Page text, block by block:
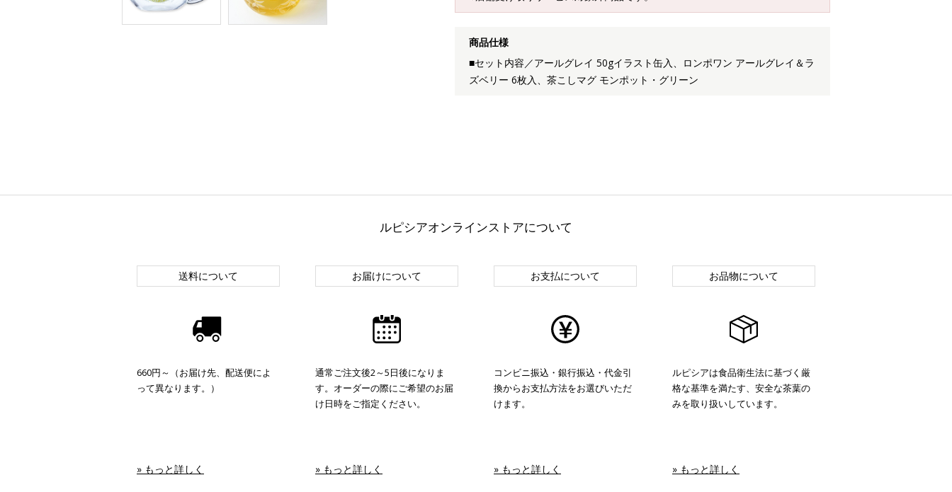
商品仕様
■セット内容／アールグレイ 50gイラスト缶入、ロンポワン アールグレイ＆ラ
ズベリー 6枚入、茶こしマグ モンポット・グリーン
ルピシアオンラインストアについて
送料について
660円～（お届け先、配送便によ
って異なります。）
» もっと詳しく
お届けについて
通常ご注文後2～5日後になりま
す。オーダーの際にご希望のお届
け日時をご指定ください。
» もっと詳しく
お支払について
コンビニ振込・銀行振込・代金引
換からお支払方法をお選びいただ
けます。
» もっと詳しく
お品物について
ルピシアは食品衛生法に基づく厳
格な基準を満たす、安全な茶葉の
みを取り扱いしています。
» もっと詳しく